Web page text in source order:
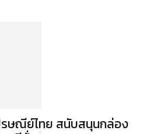
ษณีย์ไทย สนับสนุนกล่อง